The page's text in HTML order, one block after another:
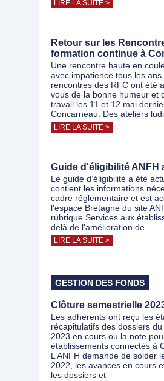
LIRE LA SUITE >
Retour sur les
formation continue à
Une rencontre haute en
avec impatience tous les
rencontres des RFC ont été
vous de la bonne humeur et
travail les 11 et 12 mai
Concarneau. Des ateliers
LIRE LA SUITE >
Guide d'éligibilité ANFH
Le guide d’éligibilité a été
contient les informations
cadre réglementaire et est
l'espace Bretagne du site
rubrique Services aux
delà de l’amélioration de
LIRE LA SUITE >
GESTION DES FONDS
Clôture semestrielle
Les adhérents ont reçu les
récapitulatifs des dossiers
2023 en cours ou la note
établissements connectés à
L’ANFH demande de solder
2022, les avances en cours
les dossiers et